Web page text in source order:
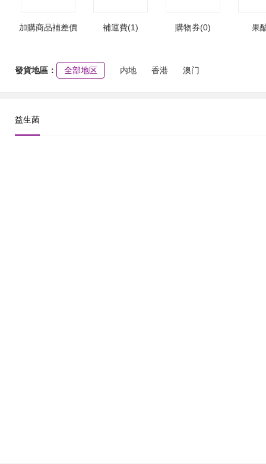
加購商品補差價 補運費(1) 購物券(0) 果
發貨地區： 全部地区 内地 香港 澳门
益生菌